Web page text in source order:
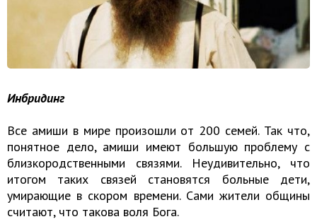
Инбридинг
Все амиши в мире произошли от 200 семей. Так что,
понятное дело, амиши имеют большую проблему с
близкородственными связями. Неудивительно, что
итогом таких связей становятся больные дети,
умирающие в скором времени. Сами жители общины
считают, что такова воля Бога.